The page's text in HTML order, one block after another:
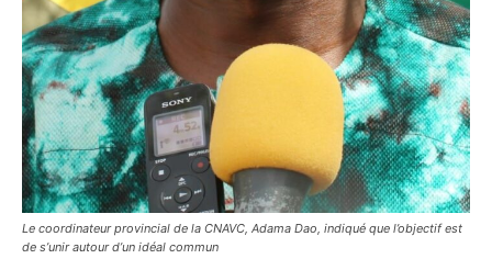
Le coordinateur provincial de la CNAVC, Adama Dao, indiqué que l’objectif est
de s’unir autour d’un idéal commun